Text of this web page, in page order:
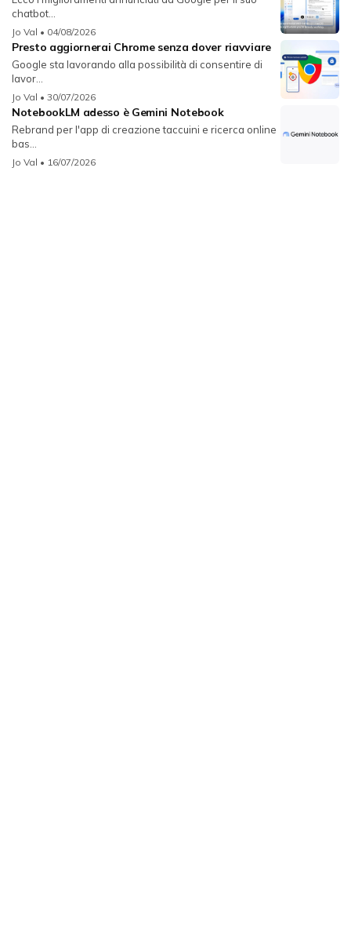
chatbot...
Jo Val • 04/08/2026
Presto aggiornerai Chrome senza dover riavviare
Google sta lavorando alla possibilità di consentire di
lavor...
Jo Val • 30/07/2026
NotebookLM adesso è Gemini Notebook
Rebrand per l'app di creazione taccuini e ricerca online
bas...
Jo Val • 16/07/2026